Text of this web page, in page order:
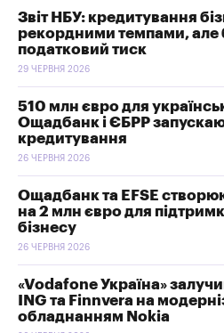
Звіт НБУ: кредитування
рекордними темпами,
податковий тиск
29 ЧЕРВНЯ 2026
510 млн євро для
Ощадбанк і ЄБРР
кредитування
26 ЧЕРВНЯ 2026
Ощадбанк та EFSE
на 2 млн євро для
бізнесу
26 ЧЕРВНЯ 2026
«Vodafone Україна»
ING та Finnvera на
обладнанням Nokia